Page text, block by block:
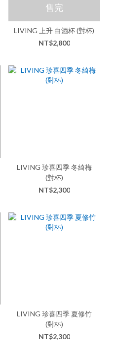
售完
LIVING 上升 白酒杯 (對杯)
NT$2,800
LIVING 珍喜四季 冬綺梅
(對杯)
NT$2,300
LIVING 珍喜四季 夏修竹
(對杯)
NT$2,300